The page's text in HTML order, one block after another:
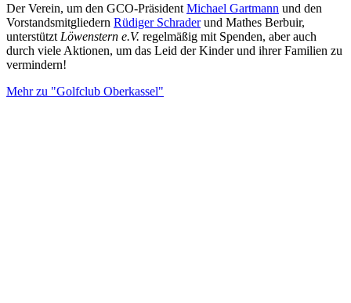
Der Verein, um den GCO-Präsident Michael Gartmann und den
Vorstandsmitgliedern Rüdiger Schraderund Mathes Berbuir,
unterstützt Löwenstern e.V. regelmäßig mit Spenden, aber auch
durch viele Aktionen, um das Leid der Kinder und ihrer Familien zu
vermindern!
Mehr zu "Golfclub Oberkassel"